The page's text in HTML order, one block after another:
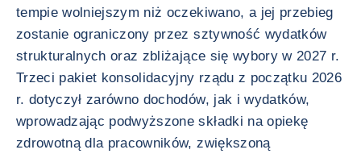
tempie wolniejszym niż oczekiwano, a jej przebieg
zostanie ograniczony przez sztywność wydatków
strukturalnych oraz zbliżające się wybory w 2027 r.
Trzeci pakiet konsolidacyjny rządu z początku 2026
r. dotyczył zarówno dochodów, jak i wydatków,
wprowadzając podwyższone składki na opiekę
zdrowotną dla pracowników, zwiększoną